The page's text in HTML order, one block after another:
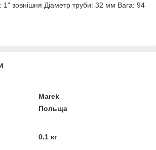
1" зовнішня Діаметр труби: 32 мм Вага: 94
Marek
Польща
0.1 кг